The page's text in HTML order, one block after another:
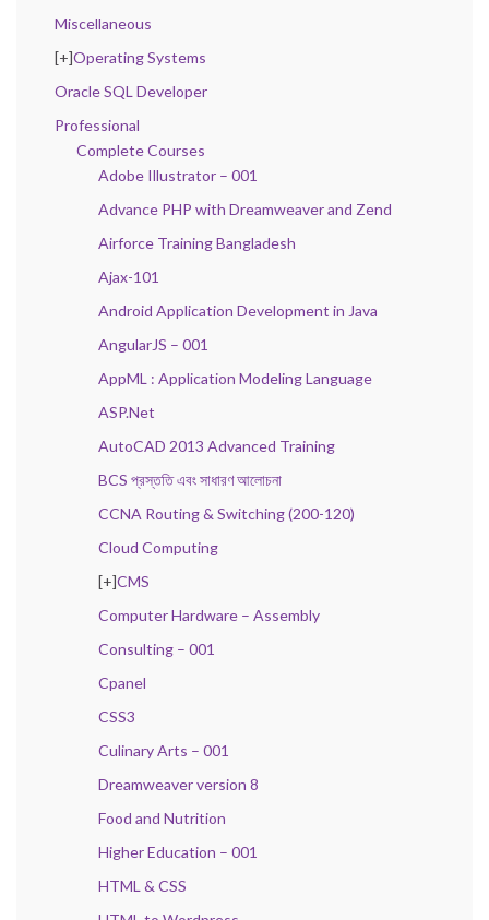
Miscellaneous
[+]Operating Systems
Oracle SQL Developer
Professional
Complete Courses
Adobe Illustrator – 001
Advance PHP with Dreamweaver and Zend
Airforce Training Bangladesh
Ajax-101
Android Application Development in Java
AngularJS – 001
AppML : Application Modeling Language
ASP.Net
AutoCAD 2013 Advanced Training
BCS প্রস্ততি এবং সাধারণ আলোচনা
CCNA Routing & Switching (200-120)
Cloud Computing
[+]CMS
Computer Hardware – Assembly
Consulting – 001
Cpanel
CSS3
Culinary Arts – 001
Dreamweaver version 8
Food and Nutrition
Higher Education – 001
HTML & CSS